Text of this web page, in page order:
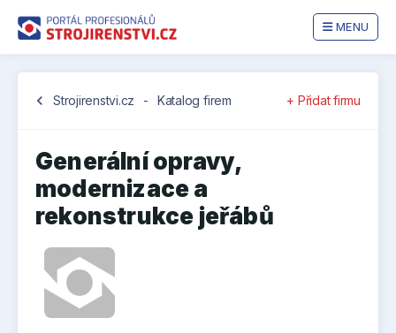
MENU
chevron_left Strojirenstvi.cz - Katalog firem + Přidat firmu
Generální opravy,
modernizace a
rekonstrukce jeřábů